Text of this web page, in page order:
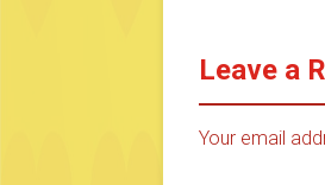
Leave a
Your email